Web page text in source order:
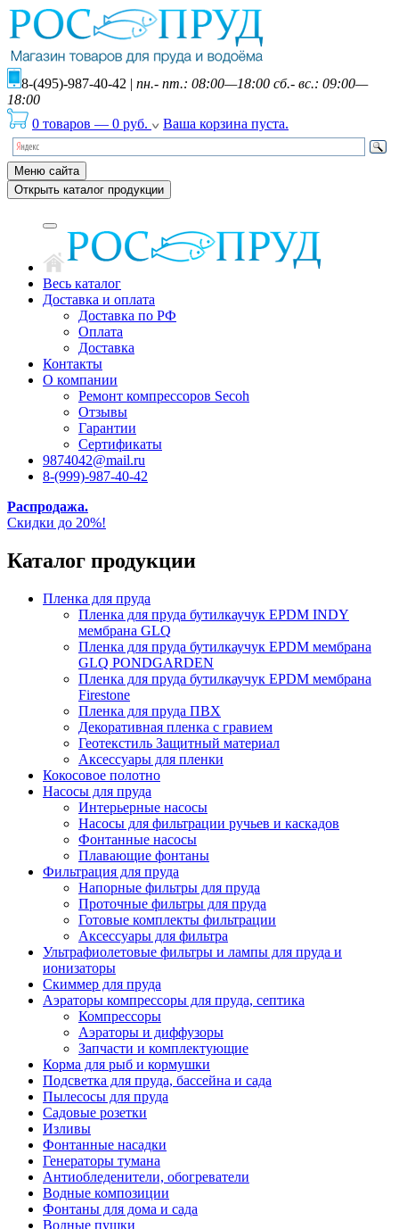
8-(495)-987-40-42 | пн.- пт.: 08:00—18:00 сб.- вс.: 09:00—
18:00
0 товаров — 0 руб. Ваша корзина пуста.
Меню сайта
Открыть каталог продукции
Весь каталог
Доставка и оплата
Доставка по РФ
Оплата
Доставка
Контакты
О компании
Ремонт компрессоров Secoh
Отзывы
Гарантии
Сертификаты
9874042@mail.ru
8-(999)-987-40-42
Распродажа.
Скидки до 20%!
Каталог продукции
Пленка для пруда
Пленка для пруда бутилкаучук EPDM INDY
мембрана GLQ
Пленка для пруда бутилкаучук EPDM мембрана
GLQ PONDGARDEN
Пленка для пруда бутилкаучук EPDM мембрана
Firestone
Пленка для пруда ПВХ
Декоративная пленка с гравием
Геотекстиль Защитный материал
Аксессуары для пленки
Кокосовое полотно
Насосы для пруда
Интерьерные насосы
Насосы для фильтрации ручьев и каскадов
Фонтанные насосы
Плавающие фонтаны
Фильтрация для пруда
Напорные фильтры для пруда
Проточные фильтры для пруда
Готовые комплекты фильтрации
Аксессуары для фильтра
Ультрафиолетовые фильтры и лампы для пруда и
ионизаторы
Скиммер для пруда
Аэраторы компрессоры для пруда, септика
Компрессоры
Аэраторы и диффузоры
Запчасти и комплектующие
Корма для рыб и кормушки
Подсветка для пруда, бассейна и сада
Пылесосы для пруда
Садовые розетки
Изливы
Фонтанные насадки
Генераторы тумана
Антиобледенители, обогреватели
Водные композиции
Фонтаны для дома и сада
Водные пушки